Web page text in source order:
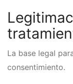
La base legal
consentimiento.